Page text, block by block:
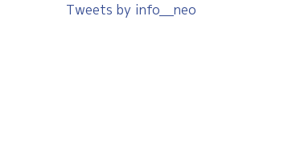
Tweets by info__neo